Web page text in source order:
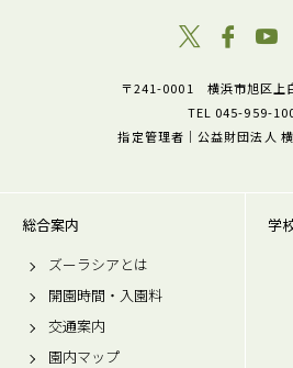
〒241-0001 横浜市旭区上
TEL 045-959-
指定管理者｜公益財団法人
総合案内
ズーラシアとは
開園時間・入園料
交通案内
園内マップ
学